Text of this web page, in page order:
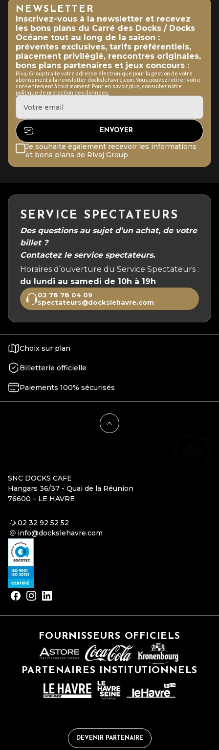
NEWSLETTER
Inscrivez-vous à la newsletter et recevez
les bons plans du Carré des Docks / Docks
Océane tout au long de la saison :
préventes exclusives, tarifs préférentiels,
placement privilégié, rencontres originales,
bons plans partenaires et jeux concours :
Rivaj Group traite votre adresse électronique pour la gestion de votre
abonnement à la newsletter dockslehavre.com. Vous pouvez retirer votre
consentement à tout moment. Pour en savoir plus, consultez notre
politique de protection des données.
Je souhaite également recevoir les informations
et bons plans de Rivaj Group
SERVICE SPECTATEURS
Des questions au sujet d’un achat, de votre
billet ?
Contactez le service spectateurs.
Horaires d’ouverture du Service Spectateurs :
du lundi au samedi de 10h à 19h
02 78 78 04 09
spectateurs@dockslehavre.com
Choix sur plan
Billetterie officielle
Paiements 100% sécurisés
SNC DOCKS CAFE
Hangars 36/37 - Quai de la Réunion
76600 – LE HAVRE
02 32 92 52 52
info@dockslehavre.com
FOURNISSEURS OFFICIELS
PARTENAIRES INSTITUTIONNELS
DEVENIR PARTENAIRE